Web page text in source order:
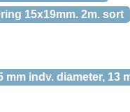
15x19mm. 2m. sort
indv. diameter, 13